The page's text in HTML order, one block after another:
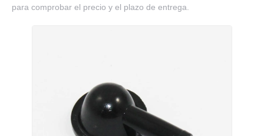
para comprobar el precio y el plazo de entrega.